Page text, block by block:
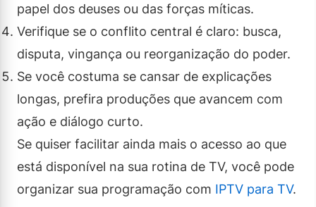
papel dos deuses ou das forças míticas.
Verifique se o conflito central é claro: busca,
disputa, vingança ou reorganização do poder.
Se você costuma se cansar de explicações
longas, prefira produções que avancem com
ação e diálogo curto.
Se quiser facilitar ainda mais o acesso ao que
está disponível na sua rotina de TV, você pode
organizar sua programação com IPTV para TV.